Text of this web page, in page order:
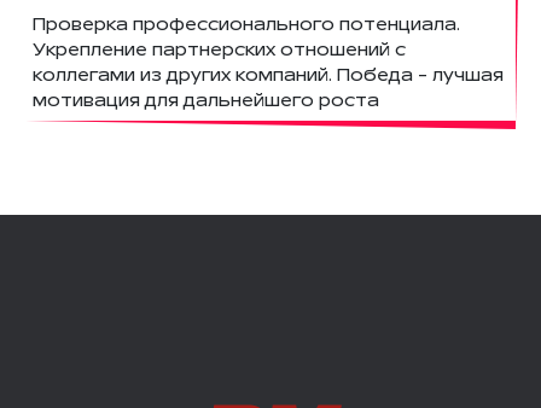
Проверка профессионального потенциала.
Укрепление партнерских отношений с
коллегами из других компаний. Победа - лучшая
мотивация для дальнейшего роста